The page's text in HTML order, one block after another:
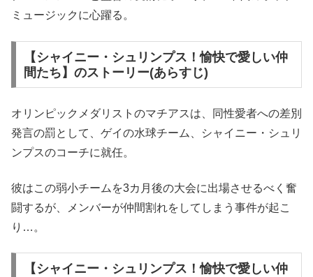
ミュージックに心躍る。
【シャイニー・シュリンプス！愉快で愛しい仲
間たち】のストーリー(あらすじ)
オリンピックメダリストのマチアスは、同性愛者への差別
発言の罰として、ゲイの水球チーム、シャイニー・シュリ
ンプスのコーチに就任。
彼はこの弱小チームを3カ月後の大会に出場させるべく奮
闘するが、メンバーが仲間割れをしてしまう事件が起こ
り…。
【シャイニー・シュリンプス！愉快で愛しい仲